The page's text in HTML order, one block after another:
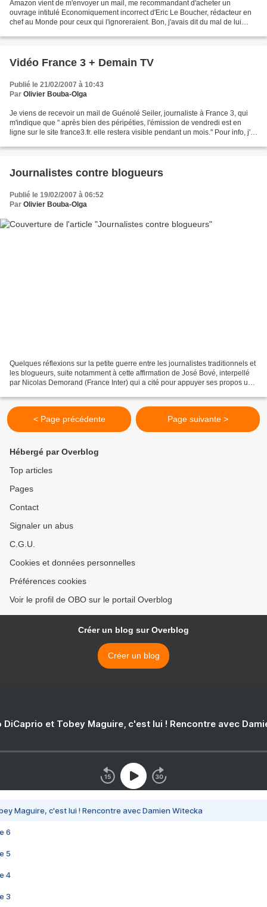
Amazon vient de m'envoyer un mail, me recommandant d'acheter un
ouvrage intitulé Economiquement incorrect d'Eric Le Boucher, rédacteur en
chef au Monde pour ceux qui l'ignoreraient. Bon, j'avais dit du mal de lui
Vidéo France 3 + Demain TV
Publié le 21/02/2007 à 10:43
Par Olivier Bouba-Olga
Je viens de recevoir un mail de Guénolé Seiler, journaliste à France 3, qui
m'indique que " après bien des péripéties, l'émission de vendredi est en
ligne sur le site france3.fr. elle restera visible pendant un mois." Pour info, j'ai
Journalistes contre blogueurs
Publié le 19/02/2007 à 06:52
Par Olivier Bouba-Olga
Quelques réflexions sur la petite guerre entre les journalistes traditionnels et
les blogueurs, suite notamment à cette affirmation de José Bové, interpellé
par Nicolas Demorand (France Inter) qui a cité pour appuyer ses propos un
< Page précédente Page suivante >
Hébergé par Overblog
Top articles
Pages
Contact
Signaler un abus
C.G.U.
Cookies et données personnelles
Préférences cookies
Voir le profil de OBO sur le portail Overblog
Créer un blog sur Overblog
Créer un blog
DiCaprio et Tobey Maguire, c'est lui ! Rencontre avec
Maguire, c'est lui ! Rencontre avec Damien Witecka
6
5
4
3